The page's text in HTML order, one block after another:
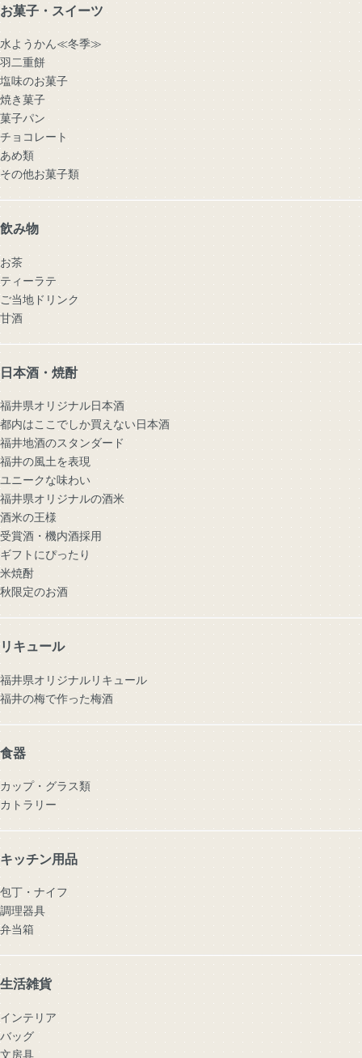
お菓子・スイーツ
水ようかん≪冬季≫
羽二重餅
塩味のお菓子
焼き菓子
菓子パン
チョコレート
あめ類
その他お菓子類
飲み物
お茶
ティーラテ
ご当地ドリンク
甘酒
日本酒・焼酎
福井県オリジナル日本酒
都内はここでしか買えない日本酒
福井地酒のスタンダード
福井の風土を表現
ユニークな味わい
福井県オリジナルの酒米
酒米の王様
受賞酒・機内酒採用
ギフトにぴったり
米焼酎
秋限定のお酒
リキュール
福井県オリジナルリキュール
福井の梅で作った梅酒
食器
カップ・グラス類
カトラリー
キッチン用品
包丁・ナイフ
調理器具
弁当箱
生活雑貨
インテリア
バッグ
文房具